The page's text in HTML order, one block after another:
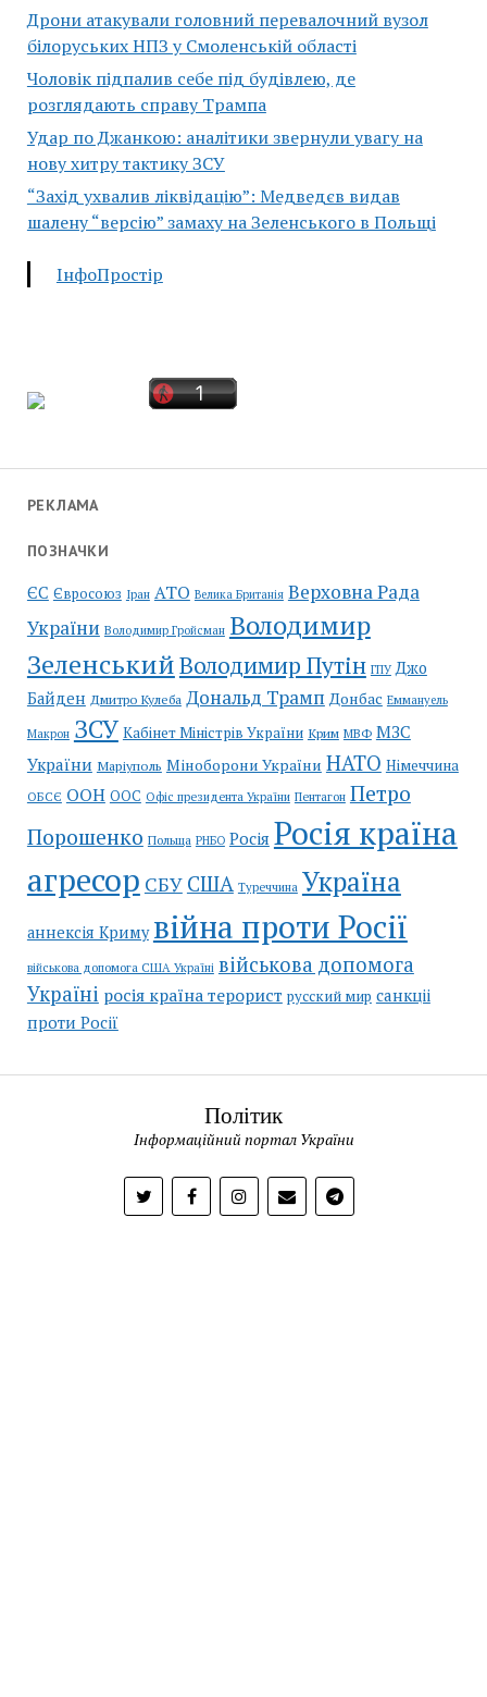
Дрони атакували головний перевалочний вузол
білоруських НПЗ у Смоленській області
Чоловік підпалив себе під будівлею, де
розглядають справу Трампа
Удар по Джанкою: аналітики звернули увагу на
нову хитру тактику ЗСУ
“Захід ухвалив ліквідацію”: Медведєв видав
шалену “версію” замаху на Зеленського в Польщі
ІнфоПростір
РЕКЛАМА
ПОЗНАЧКИ
ЄС Євросоюз Іран АТО Велика Британія Верховна Рада
України Володимир Гройсман Володимир
ЗеленськийВолодимир Путін ГПУ Джо
Байден Дмитро Кулеба Дональд Трамп Донбас Еммануель
Макрон ЗСУ Кабінет Міністрів України Крим МВФ МЗС
України Маріуполь Міноборони України НАТО Німеччина
ОБСЄ ООН ООС Офіс президента України Пентагон Петро
Порошенко Польща РНБО Росія Росія країна
агресор СБУ США Туреччина Україна
аннексія Криму війна проти Росії
військова допомога США Україні військова допомога
Україні росія країна терорист русский мир санкціі
проти Росії
Політик
Інформаційний портал України